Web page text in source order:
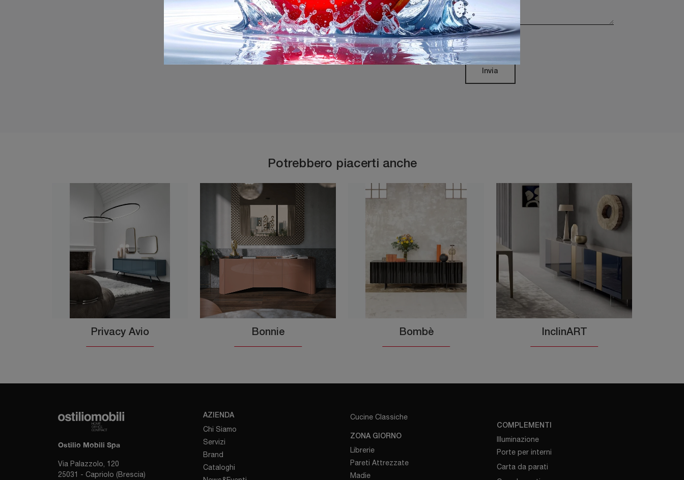
Ho preso visione dellaPrivacy Policy
Invia
Potrebbero piacerti anche
Privacy Avio Bonnie Bombè InclinART
Ostilio Mobili Spa
Via Palazzolo, 120
25031 - Capriolo (Brescia)
AZIENDA
Chi Siamo
Servizi
Brand
Cataloghi
Cucine Classiche
ZONA GIORNO
Librerie
Pareti Attrezzate
Madie
COMPLEMENTI
Illuminazione
Porte per interni
Carta da parati